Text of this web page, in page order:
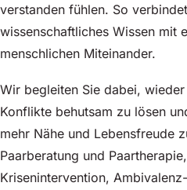
verstanden fühlen. So
wissenschaftliches Wissen mit
menschlichen Miteinander.
Wir begleiten Sie dabei,
Konflikte behutsam zu lösen
mehr Nähe und Lebensfreude
Paarberatung und
Krisenintervention,